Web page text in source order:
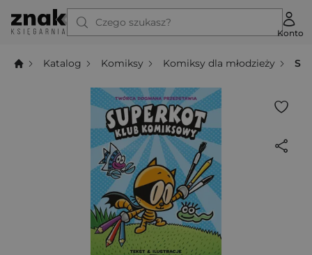
Czego szukasz?
Konto
Katalog Komiksy Komiksy dla młodzieży